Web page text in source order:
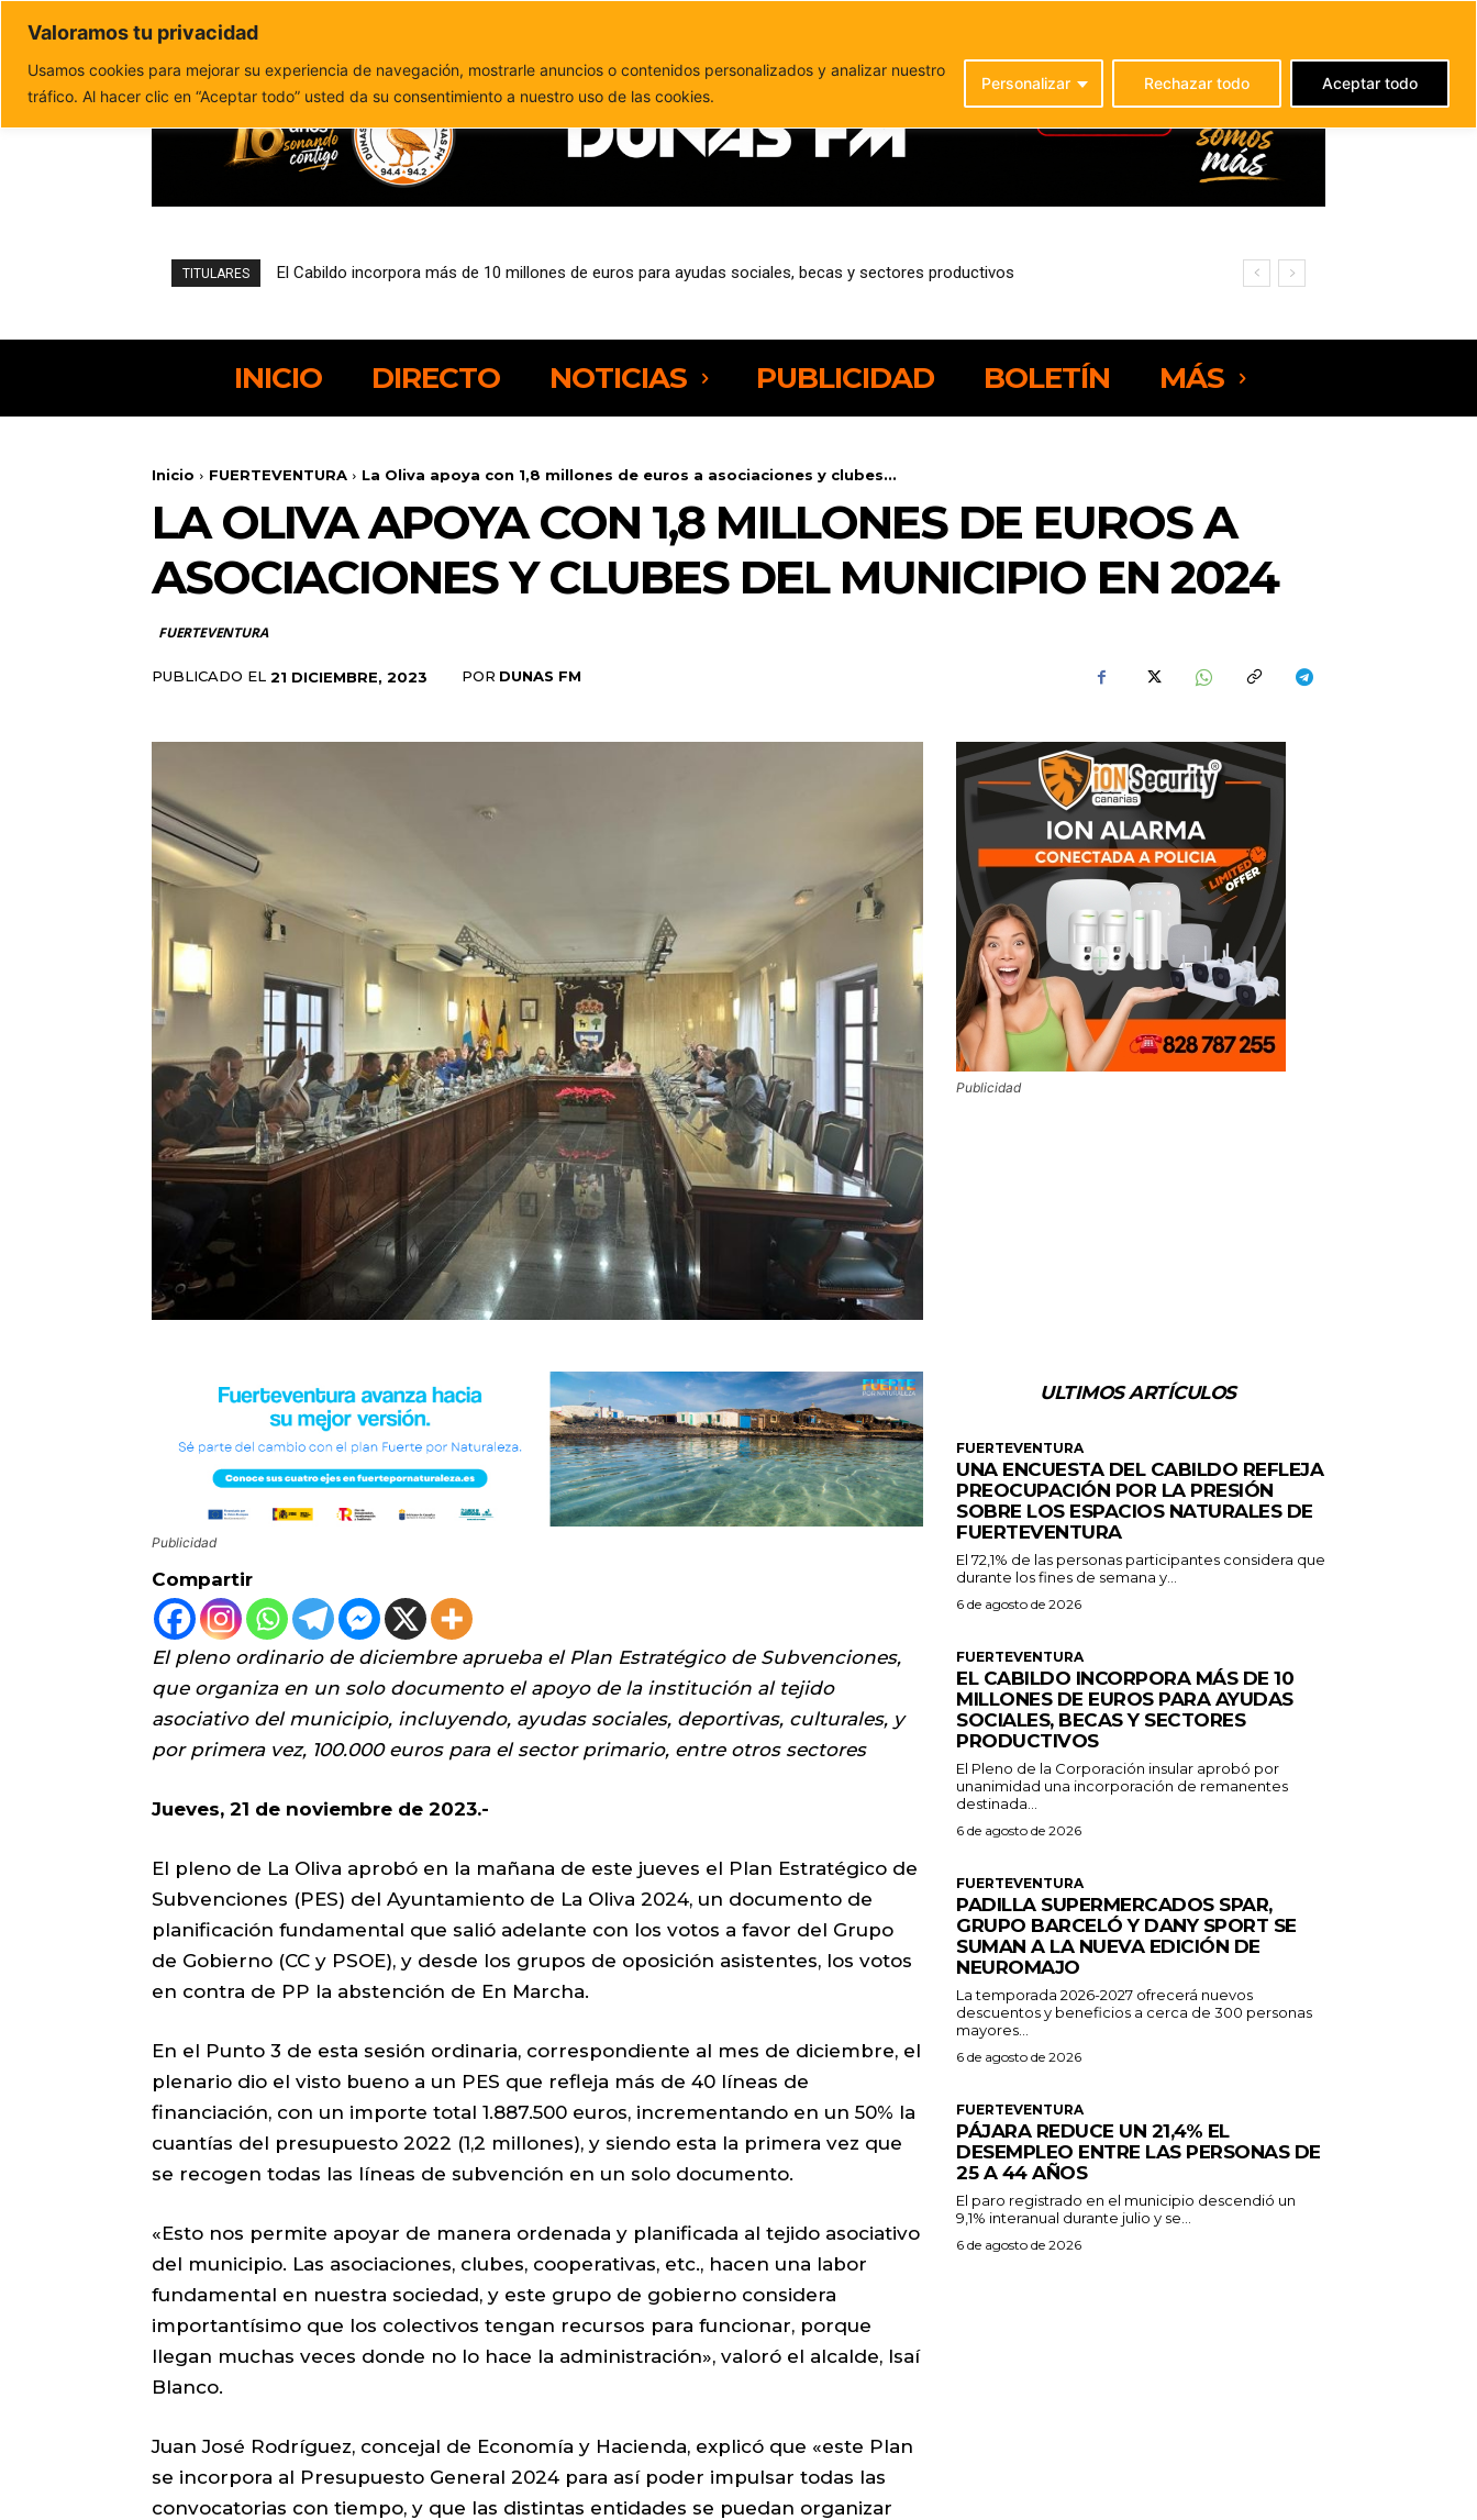
Valoramos tu privacidad
Usamos cookies para mejorar su experiencia de navegación, mostrarle anuncios o contenidos personalizados y analizar nuestro
tráfico. Al hacer clic en “Aceptar todo” usted da su consentimiento a nuestro uso de las cookies.
Personalizar Rechazar todo Aceptar todo
Política de privacidad
TITULARES El Cabildo incorpora más de 10 millones de euros para ayudas sociales, becas y sectores productivos
Padilla Supermercados Spar, Grupo Barceló y Dany Sport se suman a la nueva edición de Neuromajo
INICIO DIRECTO NOTICIAS PUBLICIDAD BOLETÍN MÁS
Inicio FUERTEVENTURA La Oliva apoya con 1,8 millones de euros a asociaciones y clubes...
LA OLIVA APOYA CON 1,8 MILLONES DE EUROS A
ASOCIACIONES Y CLUBES DEL MUNICIPIO EN 2024
FUERTEVENTURA
PUBLICADO EL 21 DICIEMBRE, 2023 POR DUNAS FM
Publicidad
Publicidad
Compartir
El pleno ordinario de diciembre aprueba el Plan Estratégico de Subvenciones,
que organiza en un solo documento el apoyo de la institución al tejido
asociativo del municipio, incluyendo, ayudas sociales, deportivas, culturales, y
por primera vez, 100.000 euros para el sector primario, entre otros sectores
Jueves, 21 de noviembre de 2023.-
El pleno de La Oliva aprobó en la mañana de este jueves el Plan Estratégico de
Subvenciones (PES) del Ayuntamiento de La Oliva 2024, un documento de
planificación fundamental que salió adelante con los votos a favor del Grupo
de Gobierno (CC y PSOE), y desde los grupos de oposición asistentes, los votos
en contra de PP la abstención de En Marcha.
En el Punto 3 de esta sesión ordinaria, correspondiente al mes de diciembre, el
plenario dio el visto bueno a un PES que refleja más de 40 líneas de
financiación, con un importe total 1.887.500 euros, incrementando en un 50% la
cuantías del presupuesto 2022 (1,2 millones), y siendo esta la primera vez que
se recogen todas las líneas de subvención en un solo documento.
«Esto nos permite apoyar de manera ordenada y planificada al tejido asociativo
del municipio. Las asociaciones, clubes, cooperativas, etc., hacen una labor
fundamental en nuestra sociedad, y este grupo de gobierno considera
importantísimo que los colectivos tengan recursos para funcionar, porque
llegan muchas veces donde no lo hace la administración», valoró el alcalde, Isaí
Blanco.
Juan José Rodríguez, concejal de Economía y Hacienda, explicó que «este Plan
se incorpora al Presupuesto General 2024 para así poder impulsar todas las
convocatorias con tiempo, y que las distintas entidades se puedan organizar
ULTIMOS ARTÍCULOS
FUERTEVENTURA
UNA ENCUESTA DEL CABILDO REFLEJA
PREOCUPACIÓN POR LA PRESIÓN
SOBRE LOS ESPACIOS NATURALES DE
FUERTEVENTURA
El 72,1% de las personas participantes considera que
durante los fines de semana y...
6 de agosto de 2026
FUERTEVENTURA
EL CABILDO INCORPORA MÁS DE 10
MILLONES DE EUROS PARA AYUDAS
SOCIALES, BECAS Y SECTORES
PRODUCTIVOS
El Pleno de la Corporación insular aprobó por
unanimidad una incorporación de remanentes
destinada...
6 de agosto de 2026
FUERTEVENTURA
PADILLA SUPERMERCADOS SPAR,
GRUPO BARCELÓ Y DANY SPORT SE
SUMAN A LA NUEVA EDICIÓN DE
NEUROMAJO
La temporada 2026-2027 ofrecerá nuevos
descuentos y beneficios a cerca de 300 personas
mayores...
6 de agosto de 2026
FUERTEVENTURA
PÁJARA REDUCE UN 21,4% EL
DESEMPLEO ENTRE LAS PERSONAS DE
25 A 44 AÑOS
El paro registrado en el municipio descendió un
9,1% interanual durante julio y se...
6 de agosto de 2026